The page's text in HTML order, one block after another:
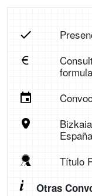
Bizkaia
España
Título
Otras